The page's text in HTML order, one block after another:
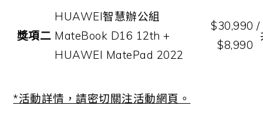
獎項二
HUAWEI智慧辦公組
MateBook D16 12th +
HUAWEI MatePad 2022
$30,990 /
$8,990
*活動詳情，請密切關注活動網頁。